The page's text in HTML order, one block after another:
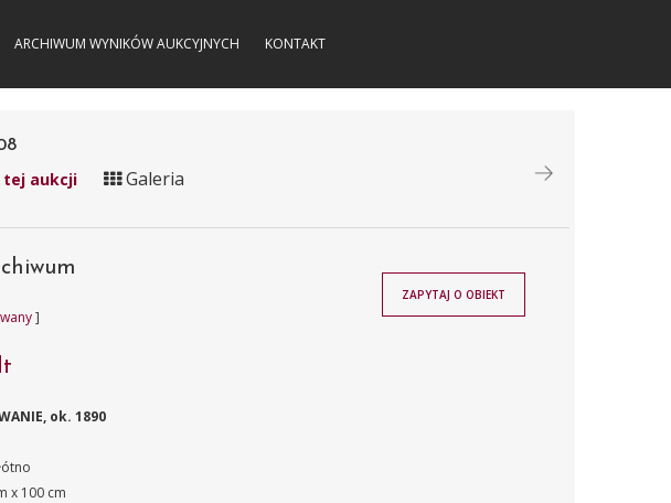
ARCHIWUM WYNIKÓW AUKCYJNYCH KONTAKT
tej aukcji Galeria
]
ok. 1890
x 100 cm
ZAPYTAJ O OBIEKT